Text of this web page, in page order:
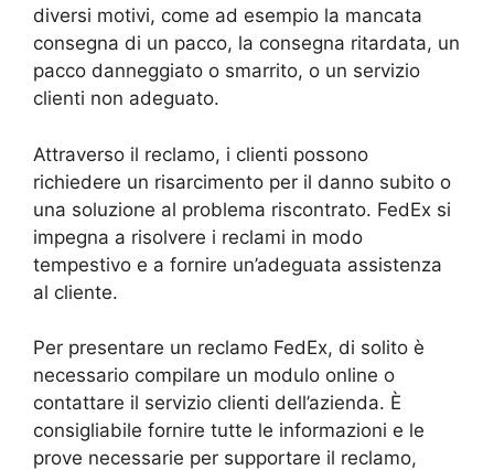
diversi motivi, come ad esempio la mancata
consegna di un pacco, la consegna ritardata, un
pacco danneggiato o smarrito, o un servizio
clienti non adeguato.
Attraverso il reclamo, i clienti possono
richiedere un risarcimento per il danno subito o
una soluzione al problema riscontrato. FedEx si
impegna a risolvere i reclami in modo
tempestivo e a fornire un’adeguata assistenza
al cliente.
Per presentare un reclamo FedEx, di solito è
necessario compilare un modulo online o
contattare il servizio clienti dell’azienda. È
consigliabile fornire tutte le informazioni e le
prove necessarie per supportare il reclamo,